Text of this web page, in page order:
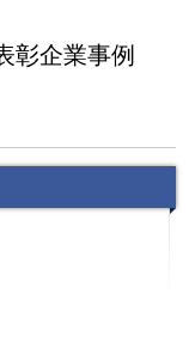
彰企業事例